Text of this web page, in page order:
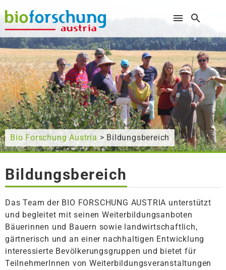
Wonach suchen Sie?
Bio Forschung Austria > Bildungsbereich
Bildungsbereich
Das Team der BIO FORSCHUNG AUSTRIA unterstützt
und begleitet mit seinen Weiterbildungsanboten
Bäuerinnen und Bauern sowie landwirtschaftlich,
gärtnerisch und an einer nachhaltigen Entwicklung
interessierte Bevölkerungsgruppen und bietet für
TeilnehmerInnen von Weiterbildungsveranstaltungen